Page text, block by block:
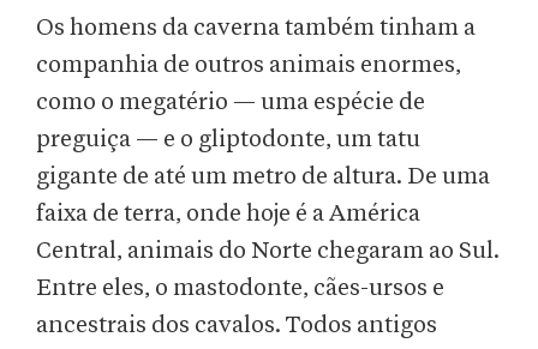
Os homens da caverna também tinham a
companhia de outros animais enormes,
como o megatério — uma espécie de
preguiça — e o gliptodonte, um tatu
gigante de até um metro de altura. De uma
faixa de terra, onde hoje é a América
Central, animais do Norte chegaram ao Sul.
Entre eles, o mastodonte, cães-ursos e
ancestrais dos cavalos. Todos antigos